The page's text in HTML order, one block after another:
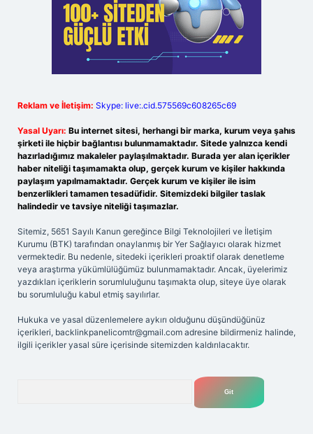
Reklam ve İletişim: Skype: live:.cid.575569c608265c69
Yasal Uyarı: Bu internet sitesi, herhangi bir marka, kurum veya şahıs
şirketi ile hiçbir bağlantısı bulunmamaktadır. Sitede yalnızca kendi
hazırladığımız makaleler paylaşılmaktadır. Burada yer alan içerikler
haber niteliği taşımamakta olup, gerçek kurum ve kişiler hakkında
paylaşım yapılmamaktadır. Gerçek kurum ve kişiler ile isim
benzerlikleri tamamen tesadüfidir. Sitemizdeki bilgiler taslak
halindedir ve tavsiye niteliği taşımazlar.
Sitemiz, 5651 Sayılı Kanun gereğince Bilgi Teknolojileri ve İletişim
Kurumu (BTK) tarafından onaylanmış bir Yer Sağlayıcı olarak hizmet
vermektedir. Bu nedenle, sitedeki içerikleri proaktif olarak denetleme
veya araştırma yükümlülüğümüz bulunmamaktadır. Ancak, üyelerimiz
yazdıkları içeriklerin sorumluluğunu taşımakta olup, siteye üye olarak
bu sorumluluğu kabul etmiş sayılırlar.
Hukuka ve yasal düzenlemelere aykırı olduğunu düşündüğünüz
içerikleri, backlinkpanelicomtr@gmail.com adresine bildirmeniz halinde,
ilgili içerikler yasal süre içerisinde sitemizden kaldırılacaktır.